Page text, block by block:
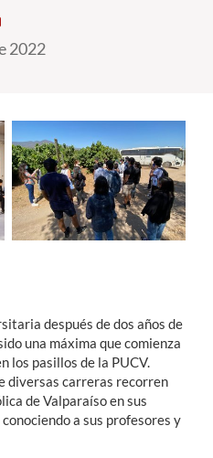
2022
después de dos años de
una máxima que comienza
los pasillos de la PUCV.
diversas carreras recorren
de Valparaíso en sus
a sus profesores y